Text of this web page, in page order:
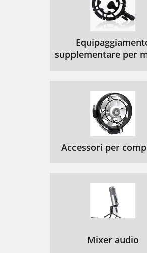
supplementare per
Accessori per
Mixer audio